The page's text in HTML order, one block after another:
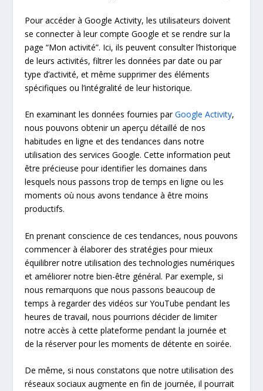
Pour accéder à Google Activity, les utilisateurs doivent
se connecter à leur compte Google et se rendre sur la
page “Mon activité”. Ici, ils peuvent consulter l’historique
de leurs activités, filtrer les données par date ou par
type d’activité, et même supprimer des éléments
spécifiques ou l’intégralité de leur historique.
En examinant les données fournies parGoogle Activity,
nous pouvons obtenir un aperçu détaillé de nos
habitudes en ligne et des tendances dans notre
utilisation des services Google. Cette information peut
être précieuse pour identifier les domaines dans
lesquels nous passons trop de temps en ligne ou les
moments où nous avons tendance à être moins
productifs.
En prenant conscience de ces tendances, nous pouvons
commencer à élaborer des stratégies pour mieux
équilibrer notre utilisation des technologies numériques
et améliorer notre bien-être général. Par exemple, si
nous remarquons que nous passons beaucoup de
temps à regarder des vidéos sur YouTube pendant les
heures de travail, nous pourrions décider de limiter
notre accès à cette plateforme pendant la journée et
de la réserver pour les moments de détente en soirée.
De même, si nous constatons que notre utilisation des
réseaux sociaux augmente en fin de journée, il pourrait